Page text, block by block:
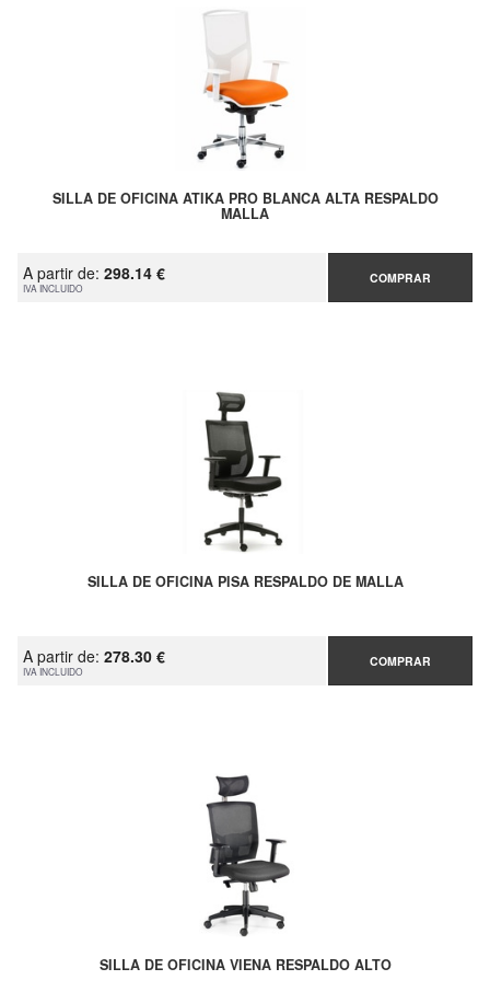
SILLA DE OFICINA ATIKA PRO BLANCA ALTA RESPALDO
MALLA
A partir de: 298.14 €
IVA INCLUIDO
COMPRAR
SILLA DE OFICINA PISA RESPALDO DE MALLA
A partir de: 278.30 €
IVA INCLUIDO
COMPRAR
SILLA DE OFICINA VIENA RESPALDO ALTO